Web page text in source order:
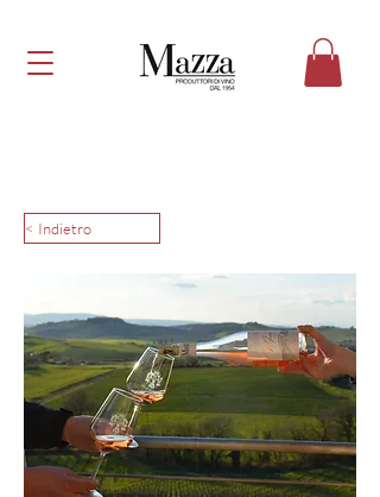
< Indietro